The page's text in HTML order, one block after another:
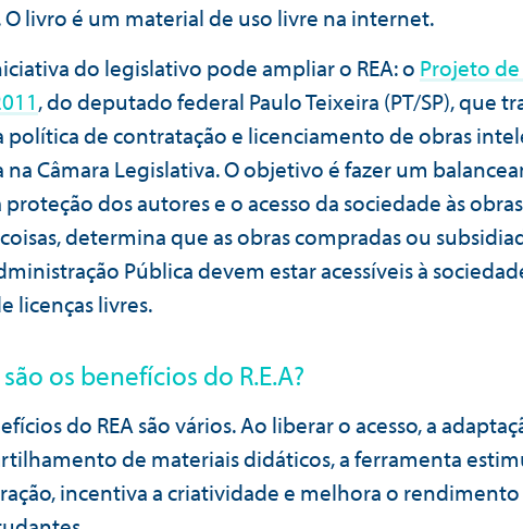
livro é um material de uso livre na internet.
do legislativo pode ampliar o REA: o Projeto de
, do deputado federal Paulo Teixeira (PT/SP), que
política de contratação e licenciamento de obras
Câmara Legislativa. O objetivo é fazer um
dos autores e o acesso da sociedade às
determina que as obras compradas ou
Pública devem estar acessíveis à
licenças livres.
os benefícios do R.E.A?
do REA são vários. Ao liberar o acesso, a
de materiais didáticos, a ferramenta
incentiva a criatividade e melhora o rendimento